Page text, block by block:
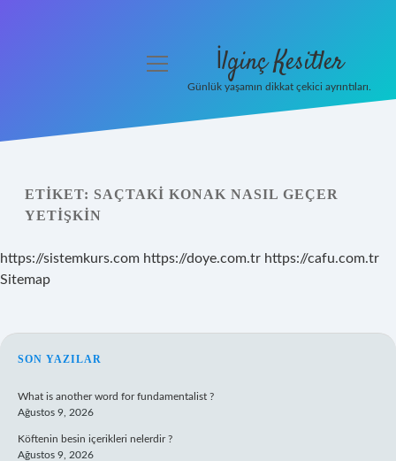
Yasal Uyarı
menüyü
İlginç Kesitler
Günlük yaşamın dikkat çekici ayrıntıları.
ETIKET: SAÇTAKI KONAK NASIL GEÇER
YETIŞKIN
https://sistemkurs.com https://doye.com.tr https://cafu.com.tr
Sitemap
SIDEBAR
SON YAZILAR
What is another word for fundamentalist ?
Ağustos 9, 2026
Köftenin besin içerikleri nelerdir ?
Ağustos 9, 2026